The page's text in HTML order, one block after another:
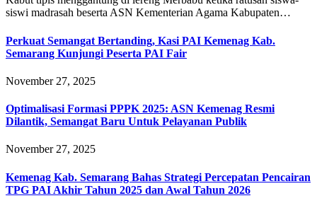
siswi madrasah beserta ASN Kementerian Agama Kabupaten…
Perkuat Semangat Bertanding, Kasi PAI Kemenag Kab.
Semarang Kunjungi Peserta PAI Fair
November 27, 2025
Optimalisasi Formasi PPPK 2025: ASN Kemenag Resmi
Dilantik, Semangat Baru Untuk Pelayanan Publik
November 27, 2025
Kemenag Kab. Semarang Bahas Strategi Percepatan Pencairan
TPG PAI Akhir Tahun 2025 dan Awal Tahun 2026